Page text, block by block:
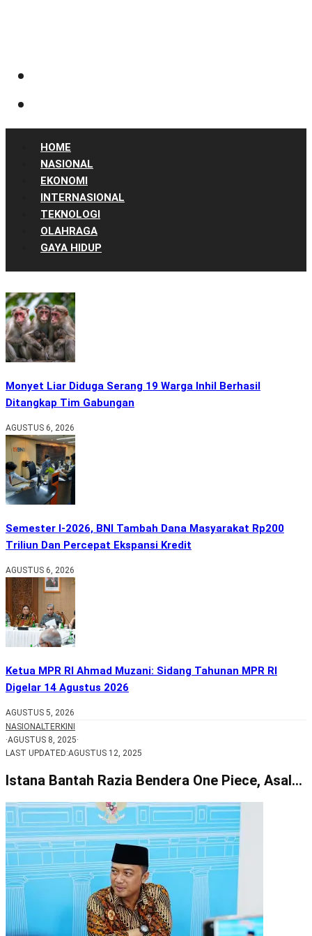
HOME
NASIONAL
EKONOMI
INTERNASIONAL
TEKNOLOGI
OLAHRAGA
GAYA HIDUP
Monyet Liar Diduga Serang 19 Warga Inhil Berhasil
Ditangkap Tim Gabungan
AGUSTUS 6, 2026
Semester I-2026, BNI Tambah Dana Masyarakat Rp200
Triliun Dan Percepat Ekspansi Kredit
AGUSTUS 6, 2026
Ketua MPR RI Ahmad Muzani: Sidang Tahunan MPR RI
Digelar 14 Agustus 2026
AGUSTUS 5, 2026
NASIONALTERKINI
·AGUSTUS 8, 2025·
LAST UPDATED:AGUSTUS 12, 2025
Istana Bantah Razia Bendera One Piece, Asal…